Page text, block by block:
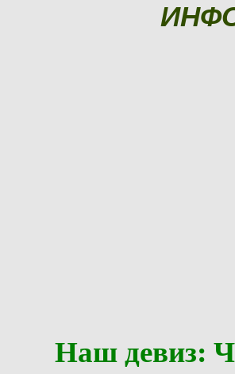
Наш девиз: